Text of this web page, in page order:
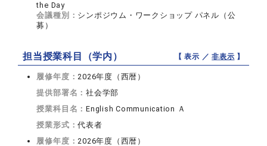
the Day
会議種別： シンポジウム・ワークショップ パネル（公
募）
担当授業科目（学内） 【 表示 ／非表示 】
履修年度：2026年度（西暦）
提供部署名：社会学部
授業科目名：English Communication Ａ
授業形式：代表者
履修年度：2026年度（西暦）